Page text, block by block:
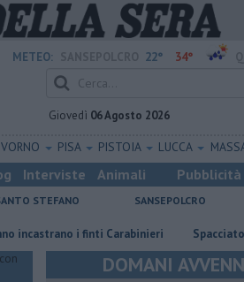
METEO: 22° 34°
Giovedì 06 Agosto 2026
PISA PISTOIA LUCCA
Interviste Animali Pubblicità
STEFANO SANSEPOLCRO
i finti Carabinieri Spacciatore-
DOMANI